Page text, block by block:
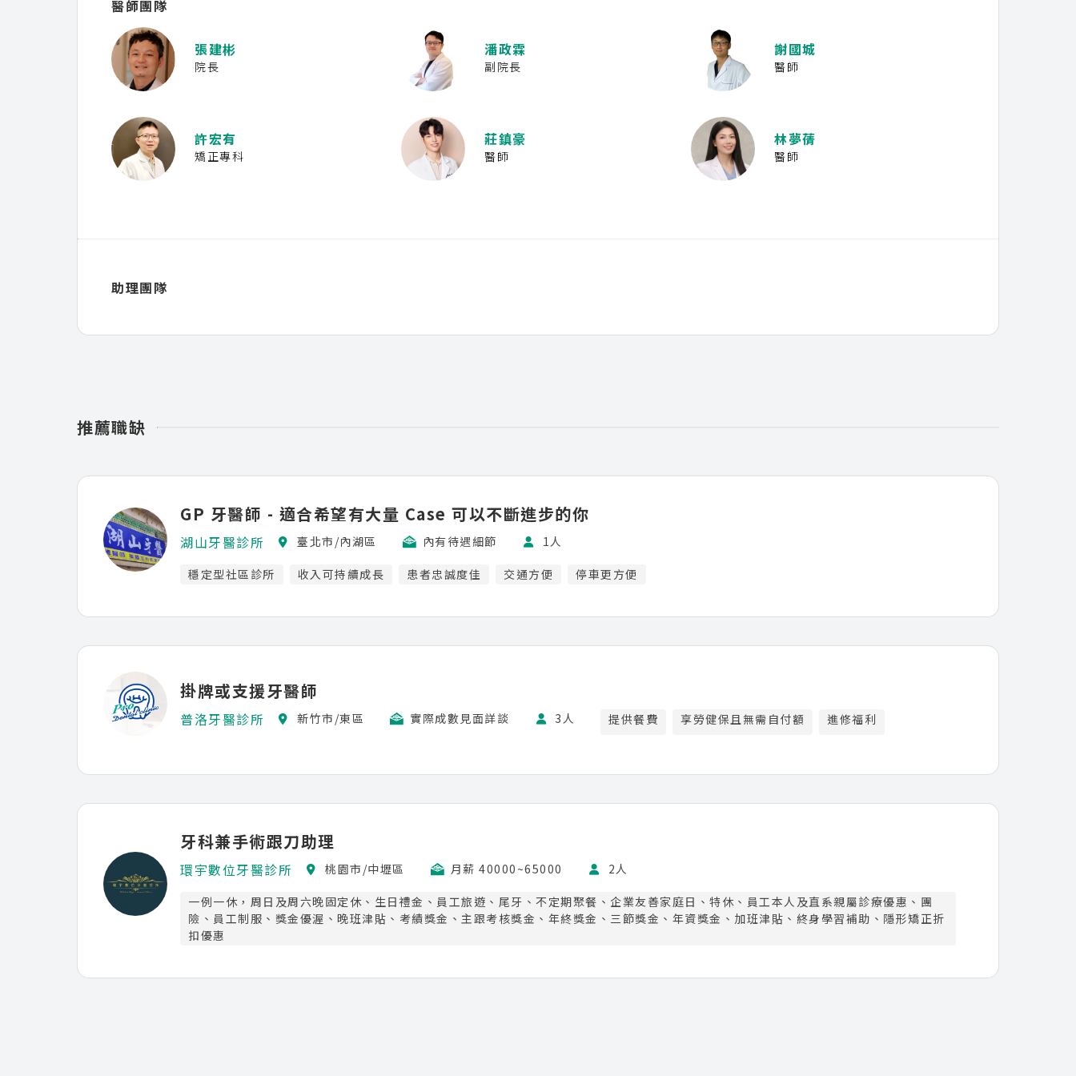
醫師團隊
張建彬
院長
潘政霖
副院長
謝國城
醫師
許宏有
矯正專科
莊鎮豪
醫師
林夢蒨
醫師
助理團隊
推薦職缺
GP 牙醫師 - 適合希望有大量 Case 可以不斷進步的你
湖山牙醫診所 臺北市/內湖區 內有待遇細節 1人
穩定型社區診所 收入可持續成長 患者忠誠度佳 交通方便 停車更方便
掛牌或支援牙醫師
普洛牙醫診所 新竹市/東區 實際成數見面詳談 3人 提供餐費 享勞健保且無需自付額 進修福利
牙科兼手術跟刀助理
環宇數位牙醫診所 桃園市/中壢區 月薪 40000~65000 2人
一例一休，周日及周六晚固定休、生日禮金、員工旅遊、尾牙、不定期聚餐、企業友善家庭日、特休、員工本人及直系親屬診療優惠、團
險、員工制服、獎金優渥、晚班津貼、考績獎金、主跟考核獎金、年終獎金、三節獎金、年資獎金、加班津貼、終身學習補助、隱形矯正折
扣優惠